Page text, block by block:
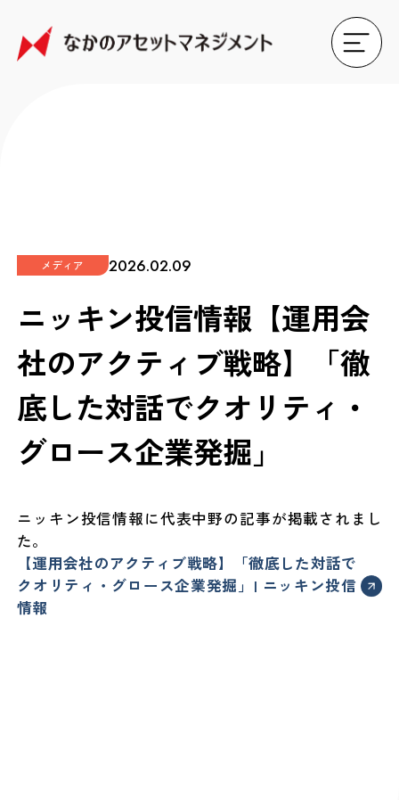
メディア 2026.02.09
ニッキン投信情報【運用会
社のアクティブ戦略】「徹
底した対話でクオリティ・
グロース企業発掘」
ニッキン投信情報に代表中野の記事が掲載されまし
た。
【運用会社のアクティブ戦略】「徹底した対話で
クオリティ・グロース企業発掘」| ニッキン投信
情報